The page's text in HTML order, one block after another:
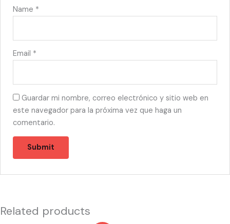
Name *
Email *
Guardar mi nombre, correo electrónico y sitio web en
este navegador para la próxima vez que haga un
comentario.
Related products